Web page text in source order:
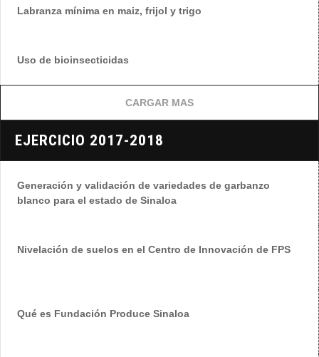
Labranza mínima en maiz, frijol y trigo
Uso de bioinsecticidas
CARGAR MAS
EJERCICIO 2017-2018
Generación y validación de variedades de garbanzo
blanco para el estado de Sinaloa
Nivelación de suelos en el Centro de Innovación de FPS
Qué es Fundación Produce Sinaloa